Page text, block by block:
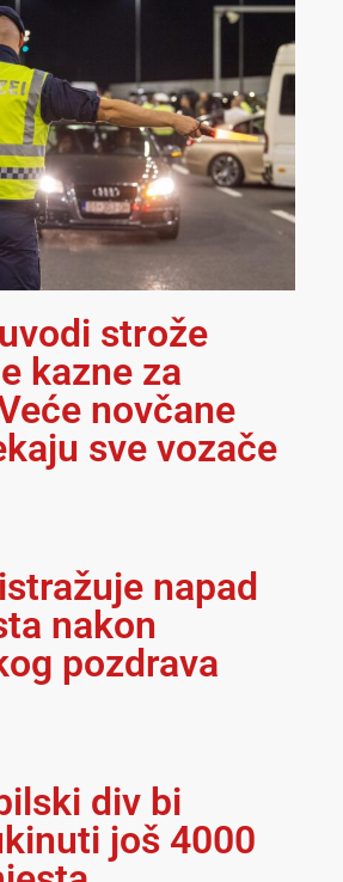
strože
kazne za
novčane
sve vozače
napad
nakon
pozdrava
div bi
još 4000